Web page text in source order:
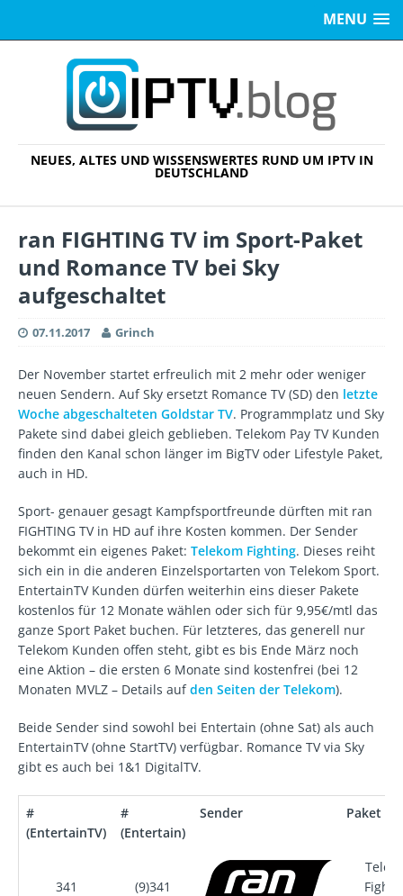
MENU
NEUES, ALTES UND WISSENSWERTES RUND UM IPTV IN
DEUTSCHLAND
ran FIGHTING TV im Sport-Paket
und Romance TV bei Sky
aufgeschaltet
07.11.2017 Grinch
Der November startet erfreulich mit 2 mehr oder weniger
neuen Sendern. Auf Sky ersetzt Romance TV (SD) den letzte
Woche abgeschalteten Goldstar TV. Programmplatz und Sky
Pakete sind dabei gleich geblieben. Telekom Pay TV Kunden
finden den Kanal schon länger im BigTV oder Lifestyle Paket,
auch in HD.
Sport- genauer gesagt Kampfsportfreunde dürften mit ran
FIGHTING TV in HD auf ihre Kosten kommen. Der Sender
bekommt ein eigenes Paket: Telekom Fighting. Dieses reiht
sich ein in die anderen Einzelsportarten von Telekom Sport.
EntertainTV Kunden dürfen weiterhin eins dieser Pakete
kostenlos für 12 Monate wählen oder sich für 9,95€/mtl das
ganze Sport Paket buchen. Für letzteres, das generell nur
Telekom Kunden offen steht, gibt es bis Ende März noch
eine Aktion – die ersten 6 Monate sind kostenfrei (bei 12
Monaten MVLZ – Details aufden Seiten der Telekom).
Beide Sender sind sowohl bei Entertain (ohne Sat) als auch
EntertainTV (ohne StartTV) verfügbar. Romance TV via Sky
gibt es auch bei 1&1 DigitalTV.
#
(EntertainTV)
#
(Entertain)
Sender Paket
341 (9)341